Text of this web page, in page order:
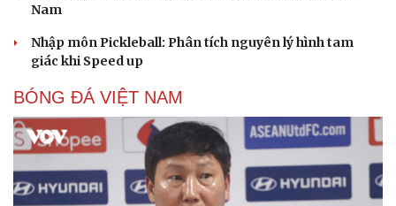
Nam
Nhập môn Pickleball: Phân tích nguyên lý hình tam
giác khi Speed up
BÓNG ĐÁ VIỆT NAM